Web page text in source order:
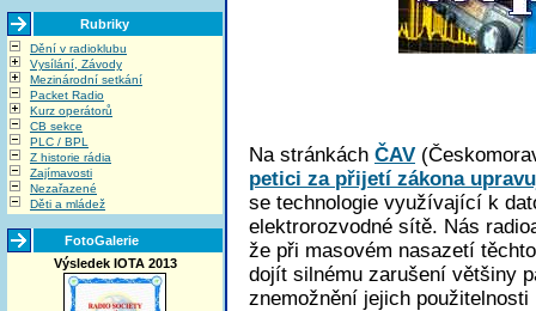
Rubriky
Dění v radioklubu
Vysílání, Závody
Mezinárodní setkání
Packet Radio
Kurz operátorů
CB sekce
PLC / BPL
Z historie rádia
Zajímavosti
Nezařazené
Děti a mládež
FotoGalerie
Výsledek IOTA 2013
Na stránkách ČAV
petici za přijetí zákona
se technologie využívající k
elektrorozvodné sítě. Nás
že při masovém nasazetí
dojít silnému zarušení většiny
znemožnění jejich